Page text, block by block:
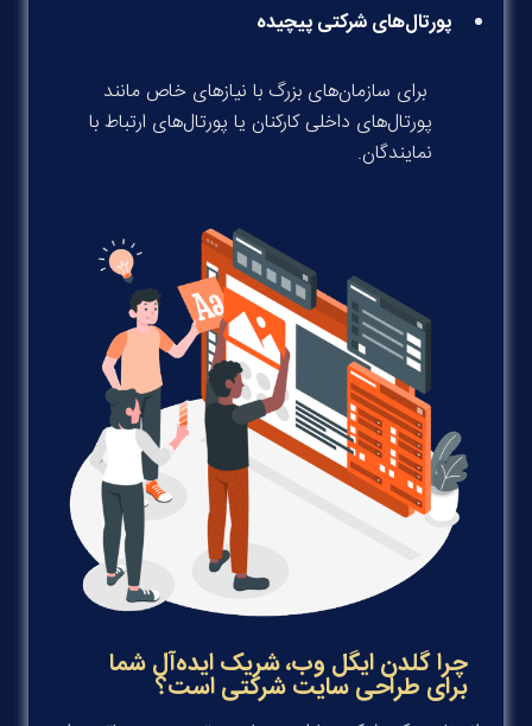
پورتال‌های شرکتی پیچیده
برای سازمان‌های بزرگ با نیازهای خاص مانند
پورتال‌های داخلی کارکنان یا پورتال‌های ارتباط با
نمایندگان.
چرا گلدن ایگل وب، شریک ایده‌آل شما
برای طراحی سایت شرکتی است؟